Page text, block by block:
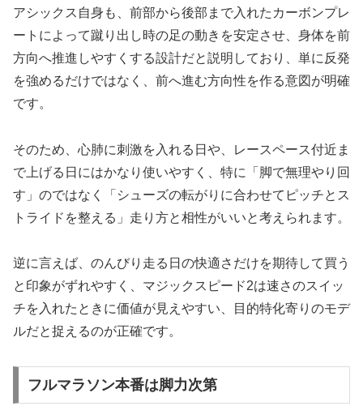
アシックス自身も、前部から後部まで入れたカーボンプレ
ートによって蹴り出し時の足の動きを安定させ、身体を前
方向へ推進しやすくする設計だと説明しており、単に反発
を強めるだけではなく、前へ進む方向性を作る意図が明確
です。
そのため、心肺に刺激を入れる日や、レースペース付近ま
で上げる日にはかなり使いやすく、特に「脚で無理やり回
す」のではなく「シューズの転がりに合わせてピッチとス
トライドを整える」走り方と相性がいいと考えられます。
逆に言えば、のんびり走る日の快適さだけを期待して買う
と印象がずれやすく、マジックスピード2は速さのスイッ
チを入れたときに価値が見えやすい、目的特化寄りのモデ
ルだと捉えるのが正確です。
フルマラソン本番は脚力次第